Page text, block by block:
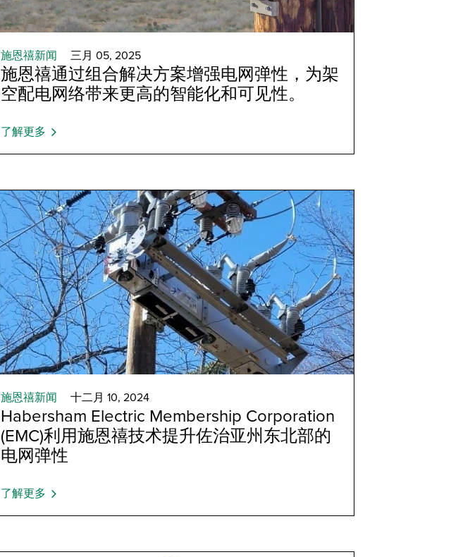
施恩禧新闻 三月 05, 2025
施恩禧通过组合解决方案增强电网弹性，为架
空配电网络带来更高的智能化和可见性。
了解更多
施恩禧新闻 十二月 10, 2024
Habersham Electric Membership Corporation
(EMC)利用施恩禧技术提升佐治亚州东北部的
电网弹性
了解更多